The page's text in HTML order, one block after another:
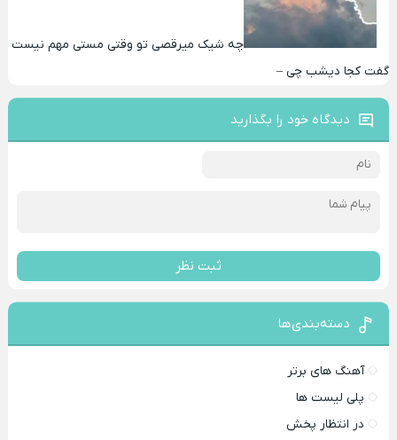
چه شیک میرقصی تو وقتی مستی مهم نیست
گفت کجا دیشب چی –
دیدگاه خود را بگذارید
ثبت نظر
دسته‌بندی‌ها
آهنگ های برتر
پلی لیست ها
در انتظار پخش